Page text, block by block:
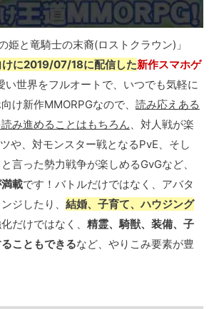
姫と竜騎士の末裔(ロストクラウン)」
に2019/07/18に配信した新作スマホゲ
い世界をフルオートで、いつでも気軽に
け新作MMORPGなので、 読み応えある
み進めることはもちろん、対人戦が楽
や、対モンスター戦となるPvE、そし
言った勢力戦争が楽しめるGvGなど、
載です！バトルだけではなく、アバタ
ジしたり、 結婚、子育て、ハウジング
だけではなく、 精霊、騎獣、装備、子
こともできるなど、やりこみ要素が豊